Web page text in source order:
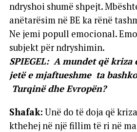
ndryshoi shumë shpejt.
anëtarësim në BE ka rënë
Ne jemi popull emocional.
subjekt për ndryshimin.
SPIEGEL: A mundet që kriza
jetë e mjaftueshme ta
Turqinë dhe Evropën?
Shafak: Unë do të doja që
kthehej në një fillim të ri në